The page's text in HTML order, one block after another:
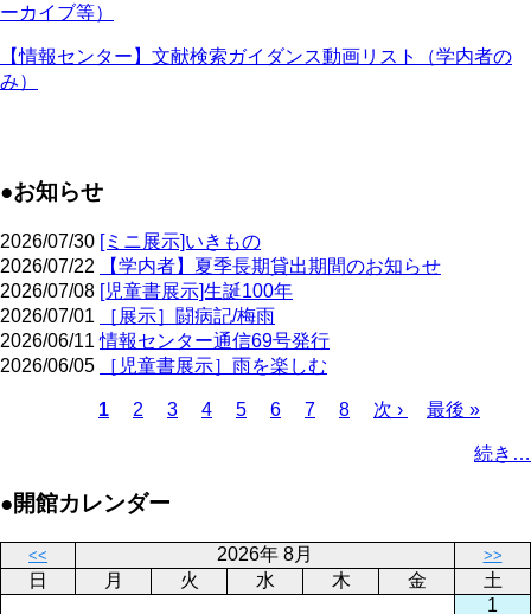
ーカイブ等）
【情報センター】文献検索ガイダンス動画リスト（学内者の
み）
●お知らせ
2026/07/30 [ミニ展示]いきもの
2026/07/22
【学内者】夏季⾧期貸出期間のお知らせ
2026/07/08 [児童書展示]生誕100年
2026/07/01
［展示］闘病記/梅雨
2026/06/11 情報センター通信69号発行
2026/06/05
［児童書展示］雨を楽しむ
送
カ
ペ
1 Page
2 Page
3 Page
4 Page
5 Page
6 Page
7 Page
8
次
次 ›
最
最後 »
続き…
●開館カレンダー
<< 2026年 8月 >>
日 月 火 水 木 金
土
1